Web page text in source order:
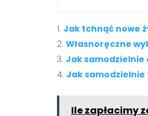
Jak tchnąć nowe
Własnoręczne
Jak samodzielnie
Jak
Ile zapłacimy